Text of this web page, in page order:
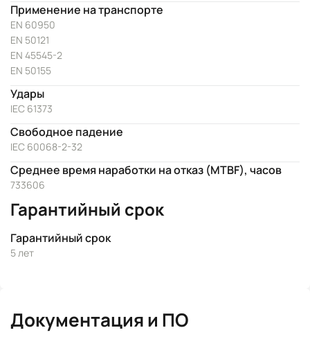
Применение на транспорте
EN 60950
EN 50121
EN 45545-2
EN 50155
Удары
IEC 61373
Свободное падение
IEC 60068-2-32
Среднее время наработки на отказ (MTBF), часов
733606
Гарантийный срок
Гарантийный срок
5 лет
Документация и ПО